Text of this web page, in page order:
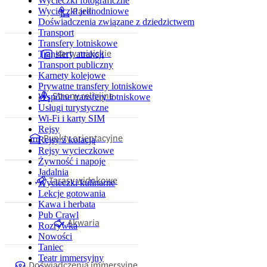
Wycieczki jednodniowe
Doświadczenia związane z dziedzictwem
Transport
Transfery lotniskowe
Transfery atrakcji
Transport publiczny
Karnety kolejowe
Prywatne transfery lotniskowe
Wspólne transfery lotniskowe
Usługi turystyczne
Wi-Fi i karty SIM
Rejsy
Rejsy z kolacją
Rejsy wycieczkowe
Żywność i napoje
Jadalnia
Wycieczki kulinarne
Lekcje gotowania
Kawa i herbata
Pub Crawl
Rozrywka
Nowości
Taniec
Teatr immersyjny
Parki
Karty miejskie
Strony religijne
Punkty orientacyjne
Tarasy widokowe
Akwaria
Doświadczenia immersyjne